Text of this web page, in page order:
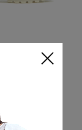
из
с меховой